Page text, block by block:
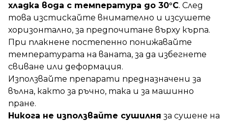
хладка вода с температура до 30°C. След
това изстискайте внимателно и изсушете
хоризонтално, за предпочитане върху кърпа.
При плакнене постепенно понижавайте
температурата на ваната, за да избегнете
свиване или деформация.
Използвайте препарати предназначени за
вълна, както за ръчно, така и за машинно
пране.
Никога не използвайте сушилня за сушене на